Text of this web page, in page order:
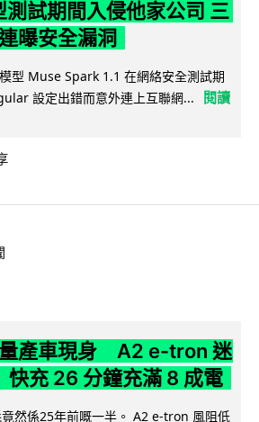
試期間入侵他家公司 三
曝安全漏洞
型 Muse Spark 1.1 在網絡安全測試期
設定出錯而意外連上互聯網...
閱讀
產車現身 A2 e-tron 迷
充 26 分鐘充滿 8 成電
然係25年前嘅一半。 A2 e-tron 風阻低